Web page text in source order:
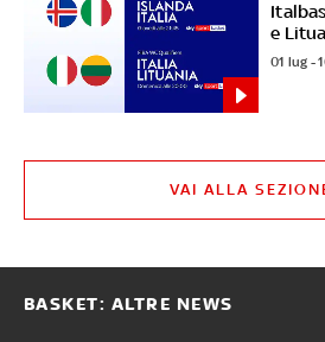
e
01 lug -
VAI ALLA
BASKET: ALTRE NEWS